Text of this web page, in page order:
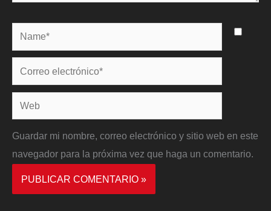
Name*
Correo
electrónico*
Web
Guardar mi nombre, correo electrónico y sitio web en este
navegador para la próxima vez que haga un comentario.